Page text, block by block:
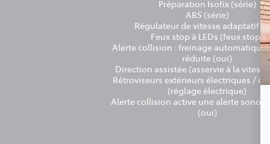
Préparation Isofix (série)
ABS (série)
Régulateur de vitesse adaptatif
Feux stop à LEDs (feux stop)
Alerte collision : freinage automatique
réduite (oui)
Direction assistée (asservie à la vitesse)
Rétroviseurs extérieurs électriques /
(réglage électrique)
Alerte collision active une alerte
(oui)